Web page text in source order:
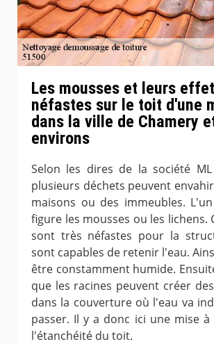
Les mousses et leurs
néfastes sur le toit d'une
dans la ville de Chamery
environs
Selon les dires de la société ML
plusieurs déchets peuvent
maisons ou des immeubles.
figure les mousses ou les lichens.
sont très néfastes pour la
sont capables de retenir l'eau.
être constamment humide.
que les racines peuvent créer
dans la couverture où l'eau va
passer. Il y a donc ici une mise
l'étanchéité du toit.